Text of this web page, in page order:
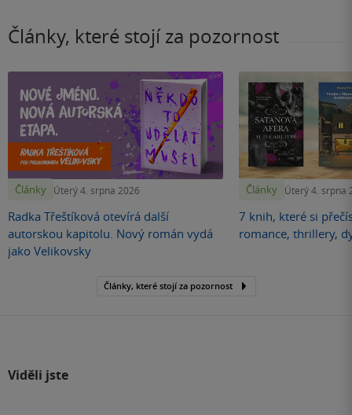
Články, které stojí za pozornost
Články Úterý 4. srpna 2026
Radka Třeštíková otevírá další
autorskou kapitolu. Nový román vydá
jako Velikovsky
Články Úterý 4. srpna
7 knih, které si
romance, thrillery,
Články, které stojí za pozornost
Viděli jste